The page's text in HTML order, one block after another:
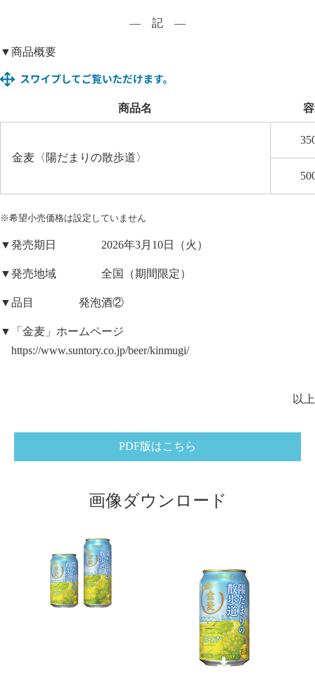
― 記 ―
▼商品概要
商品名
金麦〈陽だまりの散歩道〉
※希望小売価格は設定していません
▼発売期日 2026年3月10日（火）
▼発売地域 全国（期間限定）
▼品目 発泡酒②
▼「金麦」ホームページ
https://www.suntory.co.jp/beer/kinmugi/
以上
PDF版はこちら
画像ダウンロード